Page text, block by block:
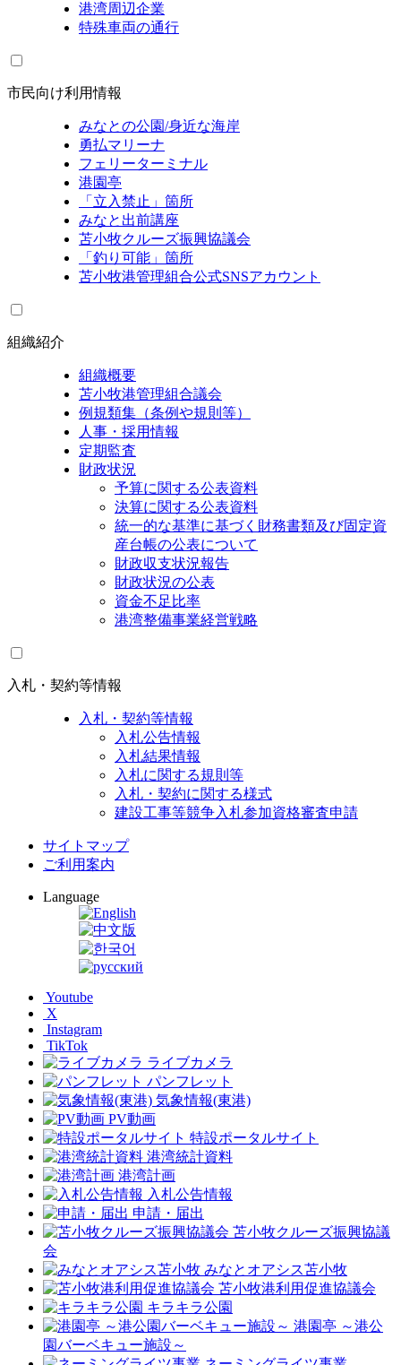
港湾周辺企業
特殊車両の通行
市民向け利用情報
みなとの公園/身近な海岸
勇払マリーナ
フェリーターミナル
港園亭
「立入禁止」箇所
みなと出前講座
苫小牧クルーズ振興協議会
「釣り可能」箇所
苫小牧港管理組合公式SNSアカウント
組織紹介
組織概要
苫小牧港管理組合議会
例規類集（条例や規則等）
人事・採用情報
定期監査
財政状況
予算に関する公表資料
決算に関する公表資料
統一的な基準に基づく財務書類及び固定資
産台帳の公表について
財政収支状況報告
財政状況の公表
資金不足比率
港湾整備事業経営戦略
入札・契約等情報
入札・契約等情報
入札公告情報
入札結果情報
入札に関する規則等
入札・契約に関する様式
建設工事等競争入札参加資格審査申請
サイトマップ
ご利用案内
Language
Youtube
X
Instagram
TikTok
ライブカメラ
パンフレット
気象情報(東港)
PV動画
特設ポータルサイト
港湾統計資料
港湾計画
入札公告情報
申請・届出
苫小牧クルーズ振興協議
会
みなとオアシス苫小牧
苫小牧港利用促進協議会
キラキラ公園
港園亭 ～港公
園バーベキュー施設～